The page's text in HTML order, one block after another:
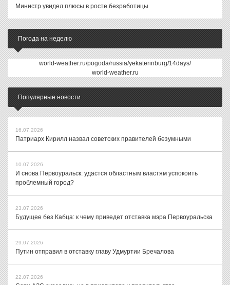
Министр увидел плюсы в росте безработицы
Погода на неделю
world-weather.ru/pogoda/russia/yekaterinburg/14days/
world-weather.ru
Популярные новости
16.07.2026
Патриарх Кирилл назвал советских правителей безумными
10.07.2026
И снова Первоуральск: удастся областным властям успокоить
проблемный город?
23.07.2026
Будущее без Кабца: к чему приведет отставка мэра Первоуральска
29.07.2026
Путин отправил в отставку главу Удмуртии Бречалова
22.07.2026